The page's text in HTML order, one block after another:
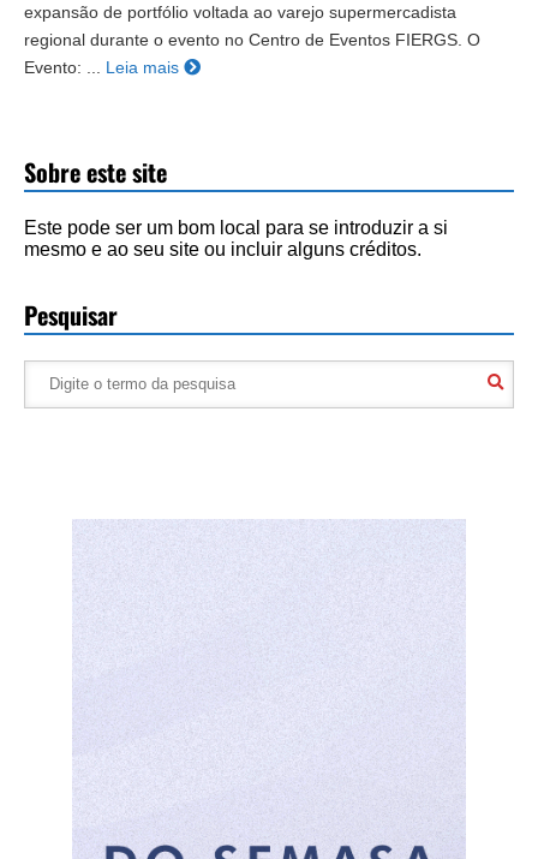
expansão de portfólio voltada ao varejo supermercadista
regional durante o evento no Centro de Eventos FIERGS. O
Evento: ...
Leia mais
Sobre este site
Este pode ser um bom local para se introduzir a si
mesmo e ao seu site ou incluir alguns créditos.
Pesquisar